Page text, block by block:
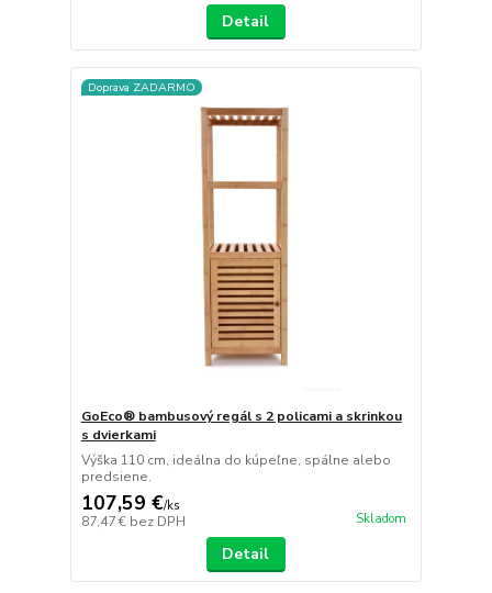
Detail
Doprava ZADARMO
GoEco® bambusový regál s 2 policami a skrinkou
s dvierkami
Výška 110 cm, ideálna do kúpeľne, spálne alebo
predsiene.
107,59 €/ks
87,47 € bez DPH Skladom
Detail